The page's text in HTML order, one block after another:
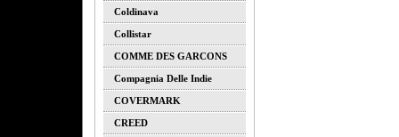
Coldinava
Collistar
COMME DES GARCONS
Compagnia Delle Indie
COVERMARK
CREED